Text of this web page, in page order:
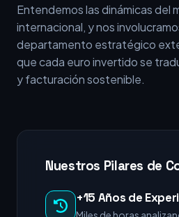
Entendemos las dinámicas del
internacional, y nos
departamento estratégico
que cada euro invertido se
y facturación sostenible.
Nuestros Pilares de
+15 Años de